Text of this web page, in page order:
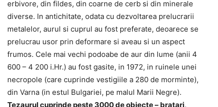
erbivore, din fildes, din coarne de cerb si din minerale
diverse. In antichitate, odata cu dezvoltarea prelucrarii
metalelor, aurul si cuprul au fost preferate, deoarece se
prelucrau usor prin deformare si aveau si un aspect
frumos. Cele mai vechi podoabe de aur din lume (anii 4
600 – 4 200 i.Hr.) au fost gasite, in 1972, in ruinele unei
necropole (care cuprinde vestigiile a 280 de morminte),
din Varna (in estul Bulgariei, pe malul Marii Negre).
Tezaurul cuprinde peste 3000 de obiecte – bratari,